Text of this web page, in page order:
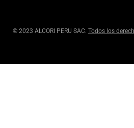
© 2023 ALCORI PERU SAC. Todos los